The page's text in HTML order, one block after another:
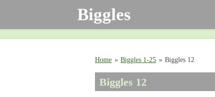
Biggles
Home » Biggles 1-25 » Biggles 12
Biggles 12